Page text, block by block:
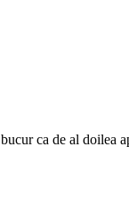
ca de al doilea